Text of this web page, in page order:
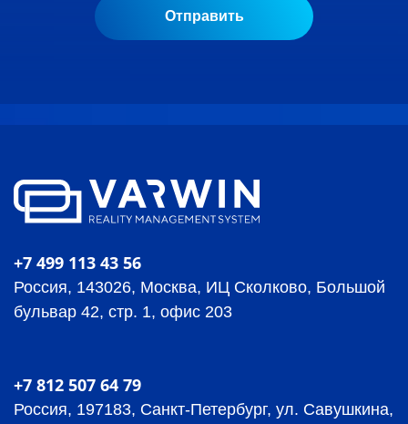
+7 499 113 43 56
Россия, 143026, Москва, ИЦ Сколково, Большой
бульвар 42, стр. 1, офис 203
+7 812 507 64 79
Россия, 197183, Санкт-Петербург, ул. Савушкина,